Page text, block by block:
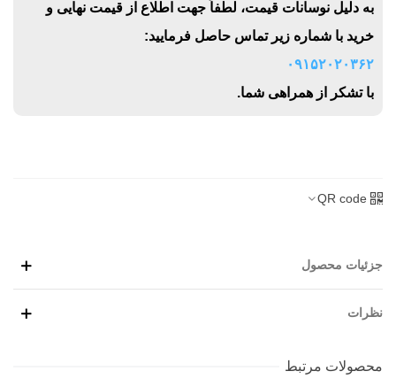
به دلیل نوسانات قیمت، لطفاً جهت اطلاع از قیمت نهایی و
خرید با شماره زیر تماس حاصل فرمایید:
۰۹۱۵۲۰۲۰۳۶۲
با تشکر از همراهی شما.
QR code
جزئیات محصول
نظرات
محصولات مرتبط